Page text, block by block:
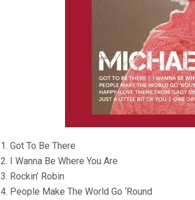
1. Got To Be There
2. I Wanna Be Where You Are
3. Rockin’ Robin
4. People Make The World Go ‘Round